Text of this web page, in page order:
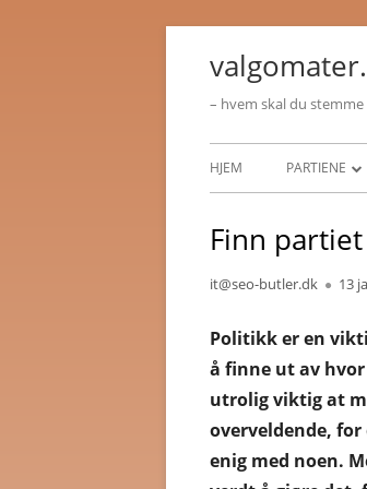
– hvem skal du stemme
Primærmeny
HJEM PARTIENE
VENSTRE
Finn
Forfatter
it@seo-butler.dk 13
Politikk er en
å finne ut av
utrolig viktig at
overveldende,
enig med noen.